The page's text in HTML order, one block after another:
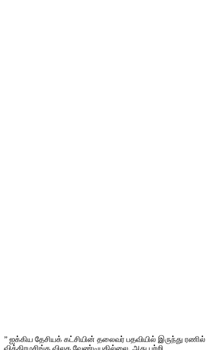
” ஐக்கிய தேசியக் கட்சியின் தலைவர் பதவியில் இருந்து ரணில்
விக்கிரமசிங்க விலக வேண்டியதில்லை. அது பற்றி